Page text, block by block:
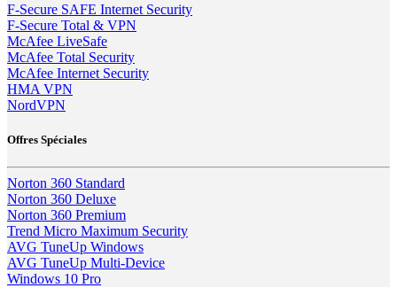
F-Secure SAFE Internet Security
F-Secure Total & VPN
McAfee LiveSafe
McAfee Total Security
McAfee Internet Security
HMA VPN
NordVPN
Offres Spéciales
Norton 360 Standard
Norton 360 Deluxe
Norton 360 Premium
Trend Micro Maximum Security
AVG TuneUp Windows
AVG TuneUp Multi-Device
Windows 10 Pro